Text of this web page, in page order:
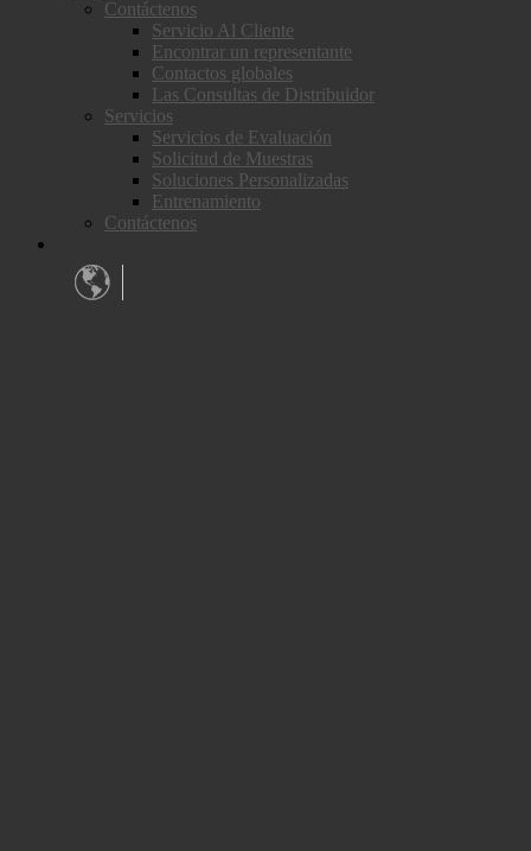
Contáctenos
Servicio Al Cliente
Encontrar un representante
Contactos globales
Las Consultas de Distribuidor
Servicios
Servicios de Evaluación
Solicitud de Muestras
Soluciones Personalizadas
Entrenamiento
Contáctenos